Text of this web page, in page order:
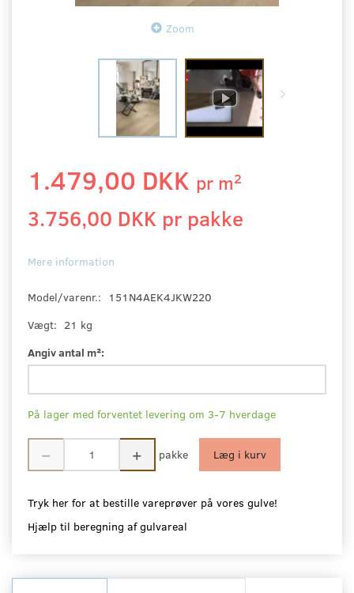
Zoom
1.479,00 DKK pr m2
3.756,00 DKK pr pakke
Mere information
Model/varenr.:
151N4AEK4JKW220
Vægt: 21 kg
Angiv antal m²:
På lager med forventet levering om 3-7 hverdage
pakke Læg i kurv
Tryk her for at bestille vareprøver på vores gulve!
Hjælp til beregning af gulvareal